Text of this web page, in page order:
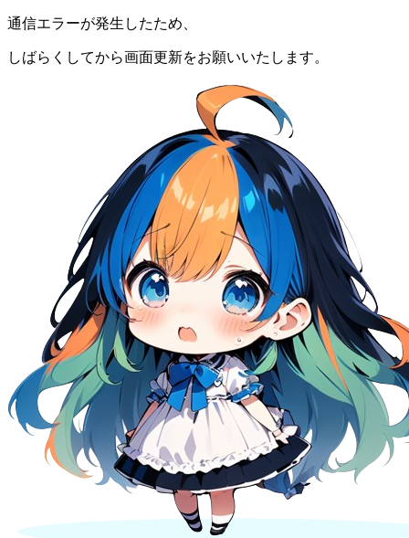
通信エラーが発生したため、
しばらくしてから画面更新をお願いいたします。